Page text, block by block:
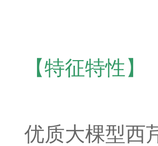
【特征特性】
优质大棵型西